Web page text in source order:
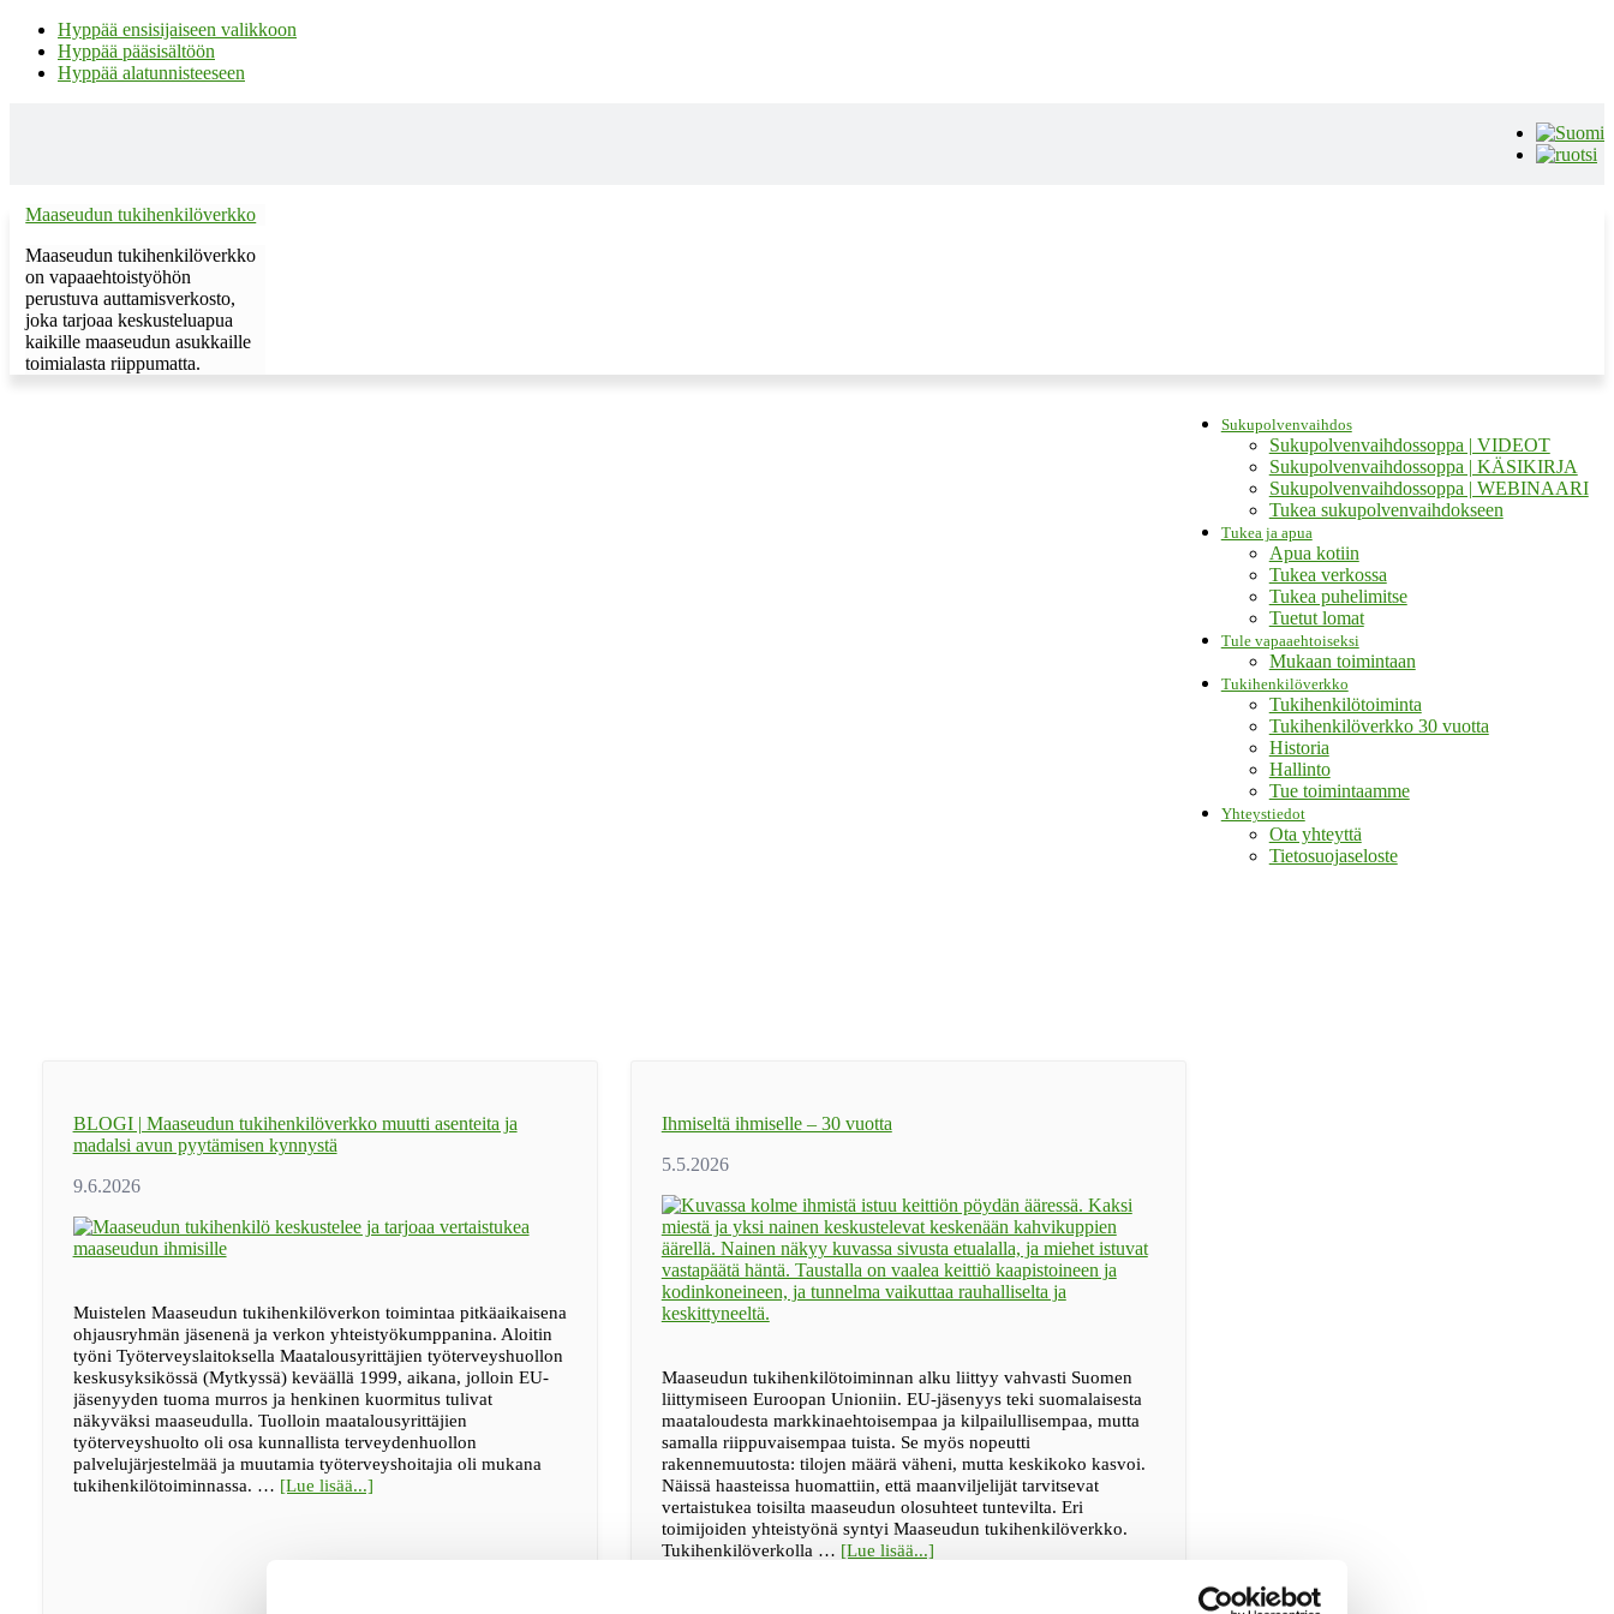
Hyppää ensisijaiseen valikkoon
Hyppää pääsisältöön
Hyppää alatunnisteeseen
Maaseudun tukihenkilöverkko
Maaseudun tukihenkilöverkko
on vapaaehtoistyöhön
perustuva auttamisverkosto,
joka tarjoaa keskusteluapua
kaikille maaseudun asukkaille
toimialasta riippumatta.
Sukupolvenvaihdos
Sukupolvenvaihdossoppa | VIDEOT
Sukupolvenvaihdossoppa | KÄSIKIRJA
Sukupolvenvaihdossoppa | WEBINAARI
Tukea sukupolvenvaihdokseen
Tukea ja apua
Apua kotiin
Tukea verkossa
Tukea puhelimitse
Tuetut lomat
Tule vapaaehtoiseksi
Mukaan toimintaan
Tukihenkilöverkko
Tukihenkilötoiminta
Tukihenkilöverkko 30 vuotta
Historia
Hallinto
Tue toimintaamme
Yhteystiedot
Ota yhteyttä
Tietosuojaseloste
BLOGI | Maaseudun tukihenkilöverkko muutti asenteita ja
madalsi avun pyytämisen kynnystä
Muistelen Maaseudun tukihenkilöverkon toimintaa pitkäaikaisena
ohjausryhmän jäsenenä ja verkon yhteistyökumppanina. Aloitin
työni Työterveyslaitoksella Maatalousyrittäjien työterveyshuollon
keskusyksikössä (Mytkyssä) keväällä 1999, aikana, jolloin EU-
jäsenyyden tuoma murros ja henkinen kuormitus tulivat
näkyväksi maaseudulla. Tuolloin maatalousyrittäjien
työterveyshuolto oli osa kunnallista terveydenhuollon
palvelujärjestelmää ja muutamia työterveyshoitajia oli mukana
tukihenkilötoiminnassa. … [Lue lisää...]tietoaBLOGI
Ihmiseltä ihmiselle – 30 vuotta
Maaseudun tukihenkilötoiminnan alku liittyy vahvasti Suomen
liittymiseen Euroopan Unioniin. EU-jäsenyys teki suomalaisesta
maataloudesta markkinaehtoisempaa ja kilpailullisempaa, mutta
samalla riippuvaisempaa tuista. Se myös nopeutti
rakennemuutosta: tilojen määrä väheni, mutta keskikoko kasvoi.
Näissä haasteissa huomattiin, että maanviljelijät tarvitsevat
vertaistukea toisilta maaseudun olosuhteet tuntevilta. Eri
toimijoiden yhteistyönä syntyi Maaseudun tukihenkilöverkko.
Tukihenkilöverkolla … [Lue lisää...]tietoaIhmiseltä